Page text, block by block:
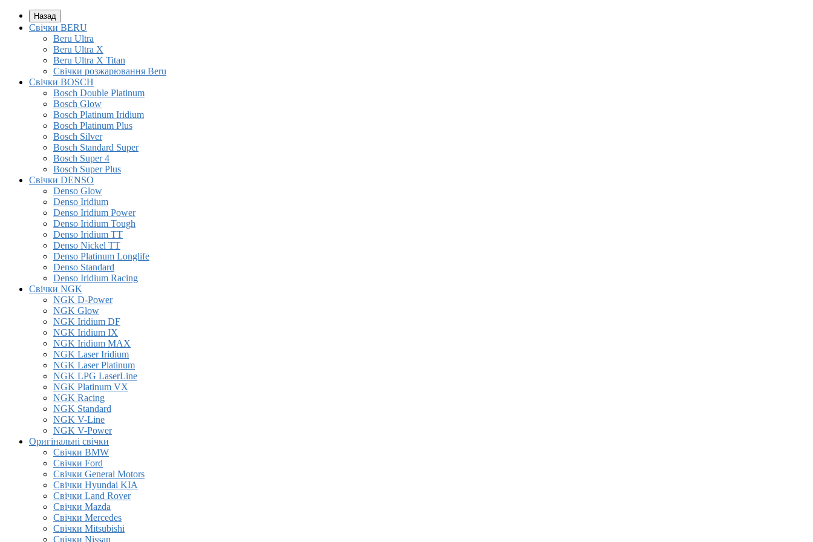
Назад
Свічки BERU
Beru Ultra
Beru Ultra X
Beru Ultra X Titan
Свічки розжарювання Beru
Свічки BOSCH
Bosch Double Platinum
Bosch Glow
Bosch Platinum Iridium
Bosch Platinum Plus
Bosch Silver
Bosch Standard Super
Bosch Super 4
Bosch Super Plus
Свічки DENSO
Denso Glow
Denso Iridium
Denso Iridium Power
Denso Iridium Tough
Denso Iridium TT
Denso Nickel TT
Denso Platinum Longlife
Denso Standard
Denso Iridium Racing
Свічки NGK
NGK D-Power
NGK Glow
NGK Iridium DF
NGK Iridium IX
NGK Iridium MAX
NGK Laser Iridium
NGK Laser Platinum
NGK LPG LaserLine
NGK Platinum VX
NGK Racing
NGK Standard
NGK V-Line
NGK V-Power
Оригінальні свічки
Свічки BMW
Свічки Ford
Свічки General Motors
Свічки Hyundai KIA
Свічки Land Rover
Свічки Mazda
Свічки Mercedes
Свічки Mitsubishi
Свічки Nissan